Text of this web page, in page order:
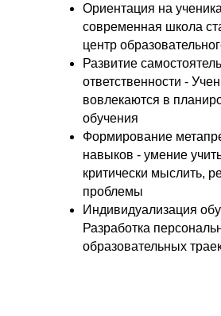
Ориентация на
современная школа
центр
Развитие
ответственности -
вовлекаются в
обучения
Формирование
навыков - умение
критически мыслить,
проблемы
Индивидуализация
Разработка
образовательных